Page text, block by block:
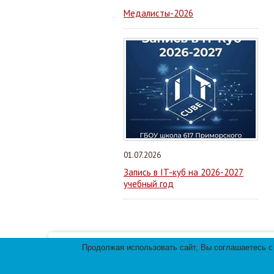
Медалисты-2026
01.07.2026
Запись в IT-куб на 2026-2027
учебный год
Продолжая использовать сайт, Вы соглашаетесь
Мы используем файлы cookies для